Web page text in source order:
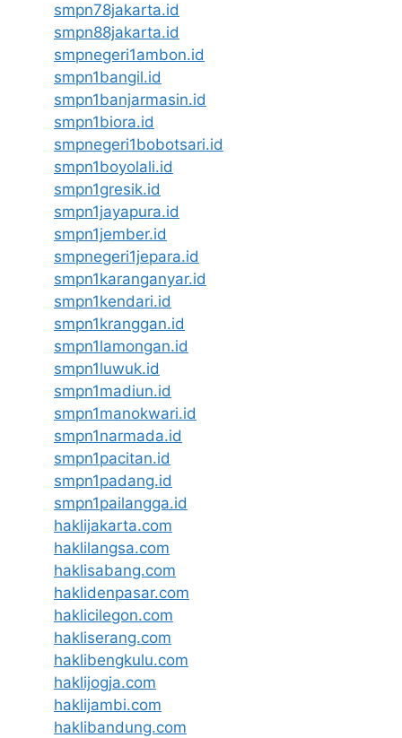
smpn78jakarta.id
smpn88jakarta.id
smpnegeri1ambon.id
smpn1bangil.id
smpn1banjarmasin.id
smpn1biora.id
smpnegeri1bobotsari.id
smpn1boyolali.id
smpn1gresik.id
smpn1jayapura.id
smpn1jember.id
smpnegeri1jepara.id
smpn1karanganyar.id
smpn1kendari.id
smpn1kranggan.id
smpn1lamongan.id
smpn1luwuk.id
smpn1madiun.id
smpn1manokwari.id
smpn1narmada.id
smpn1pacitan.id
smpn1padang.id
smpn1pailangga.id
haklijakarta.com
haklilangsa.com
haklisabang.com
haklidenpasar.com
haklicilegon.com
hakliserang.com
haklibengkulu.com
haklijogja.com
haklijambi.com
haklibandung.com